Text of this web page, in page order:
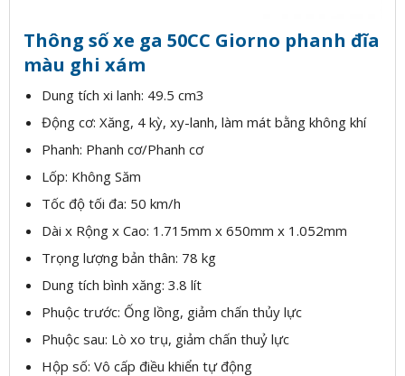
Thông số xe ga 50CC Giorno phanh đĩa
màu ghi xám
Dung tích xi lanh: 49.5 cm3
Động cơ: Xăng, 4 kỳ, xy-lanh, làm mát bằng không khí
Phanh: Phanh cơ/Phanh cơ
Lốp: Không Săm
Tốc độ tối đa: 50 km/h
Dài x Rộng x Cao: 1.715mm x 650mm x 1.052mm
Trọng lượng bản thân: 78 kg
Dung tích bình xăng: 3.8 lít
Phuộc trước: Ống lồng, giảm chấn thủy lực
Phuộc sau: Lò xo trụ, giảm chấn thuỷ lực
Hộp số: Vô cấp điều khiển tự động